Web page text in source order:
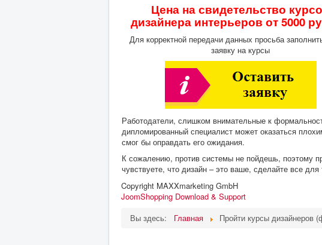
Цена на свидетельство
дизайнера интерьеров от 5000
Для корректной передачи данных просьба
заявку на курсы
Работодатели, слишком внимательные к
дипломированный специалист может оказаться
смог бы оправдать его ожидания.
К сожалению, против системы не пойдешь, поэтому
чувствуете, что дизайн – это ваше, сделайте все
Copyright MAXXmarketing GmbH
JoomShopping Download & Support
Вы здесь:
Главная Пройти курсы дизайнеров